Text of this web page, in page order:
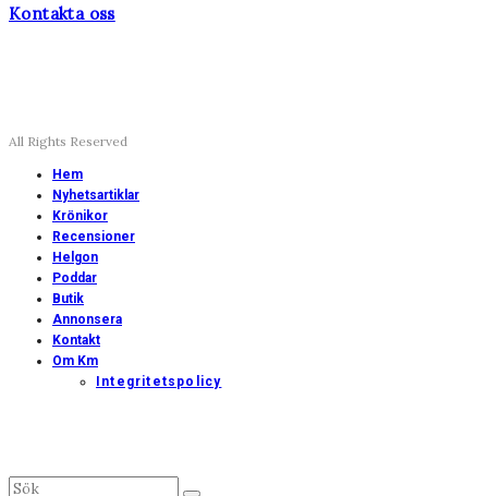
Kontakta oss
All Rights Reserved
Hem
Nyhetsartiklar
Krönikor
Recensioner
Helgon
Poddar
Butik
Annonsera
Kontakt
Om Km
Integritetspolicy